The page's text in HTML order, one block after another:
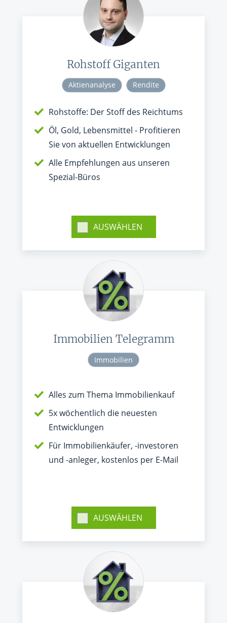
Rohstoff Giganten
Aktienanalyse Rendite
Rohstoffe: Der Stoff des Reichtums
Öl, Gold, Lebensmittel - Profitieren
Sie von aktuellen Entwicklungen
Alle Empfehlungen aus unseren
Spezial-Büros
AUSWÄHLEN
Immobilien Telegramm
Immobilien
Alles zum Thema Immobilienkauf
5x wöchentlich die neuesten
Entwicklungen
Für Immobilienkäufer, -investoren
und -anleger, kostenlos per E-Mail
AUSWÄHLEN